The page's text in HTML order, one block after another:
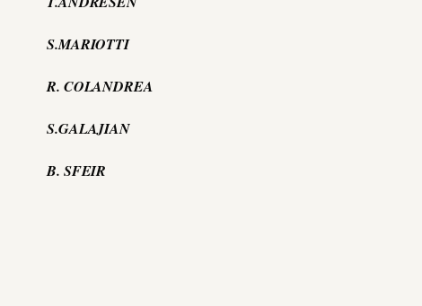
S.MARIOTTI
R. COLANDREA
S.GALAJIAN
B. SFEIR